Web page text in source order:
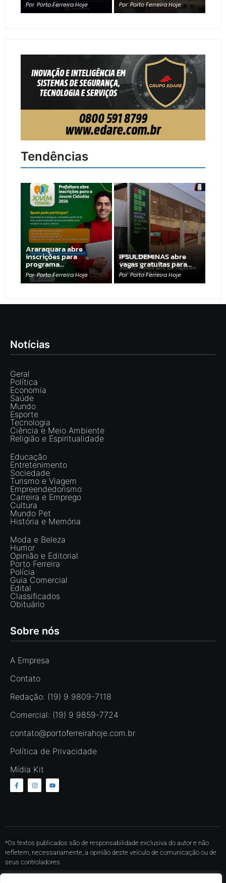
Por Porto Ferreira Hoje Por Porto Ferreira Hoje
Tendências
Araraquara abre
inscrições para
programa…
Por Porto Ferreira Hoje
IFSULDEMINAS abre
vagas gratuitas para…
Por Porto Ferreira Hoje
Notícias
Geral
Política
Economia
Saúde
Mundo
Esporte
Tecnologia
Ciência e Meio Ambiente
Religião e Espiritualidade
Educação
Entretenimento
Sociedade
Turismo e Viagem
Empreendedorismo
Carreira e Emprego
Cultura
Mundo Pet
História e Memória
Moda e Beleza
Humor
Opinião e Editorial
Porto Ferreira
Polícia
Guia Comercial
Edital
Classificados
Obituário
Sobre nós
A Empresa
Contato
Redação: (19) 9 9809-7118
Comercial: (19) 9 9859-7724
contato@portoferreirahoje.com.br
Política de Privacidade
Mídia Kit
*Os textos publicados são de responsabilidade exclusiva do autor e não
refletem, necessariamente, a opinião deste veículo de comunicação ou de
seus controladores.